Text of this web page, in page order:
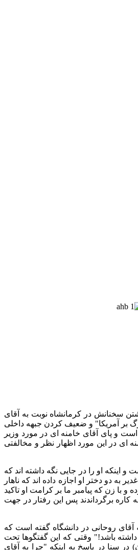
سخنانش در کرمانشاه نوبت به آقای
بر آمریکا" و ضعیف کردن جبهه داخلی
و پای آقای خامنه ای در مورد وزیر
ای در این مورد اظهار نظر و مخالفتی
او را در جایی نگه داشته اند که
به دو دختر او اجازه داده اند که ناهار
با زن که پیامبر ما بر کرامت او تاکید
کاره برگرداندند پس این رفتار در جهت
آقای روحانی در دانشگاه گفته است که
باشد!" وقتی که این گفتگوها تحت
) در سنا در پاسخ به اینکه "چرا به آقای